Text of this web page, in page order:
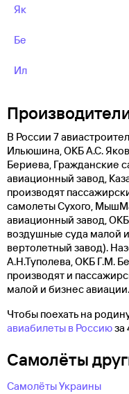
Як
Бе
Ил
В России 7
Ильюшина, ОКБ А.С.
Бериева, Гражданские
авиационный завод,
производят
самолеты Сухого,
авиационный завод,
воздушные суда малой
вертолетный завод).
А.Н.Туполева, ОКБ Г.М.
производят и
малой и бизнес авиации.
Чтобы поехать на
авиабилеты в Россиюза
Самолëты
Самолёты Украины